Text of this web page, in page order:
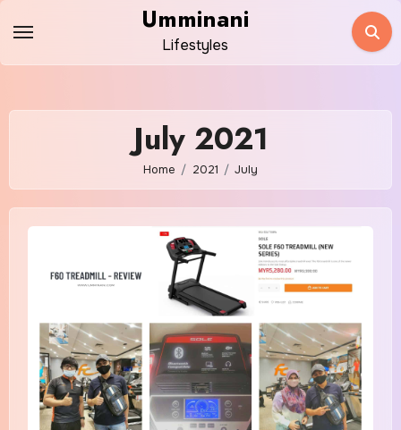
content
Umminani
Lifestyles
July 2021
Home 2021 July